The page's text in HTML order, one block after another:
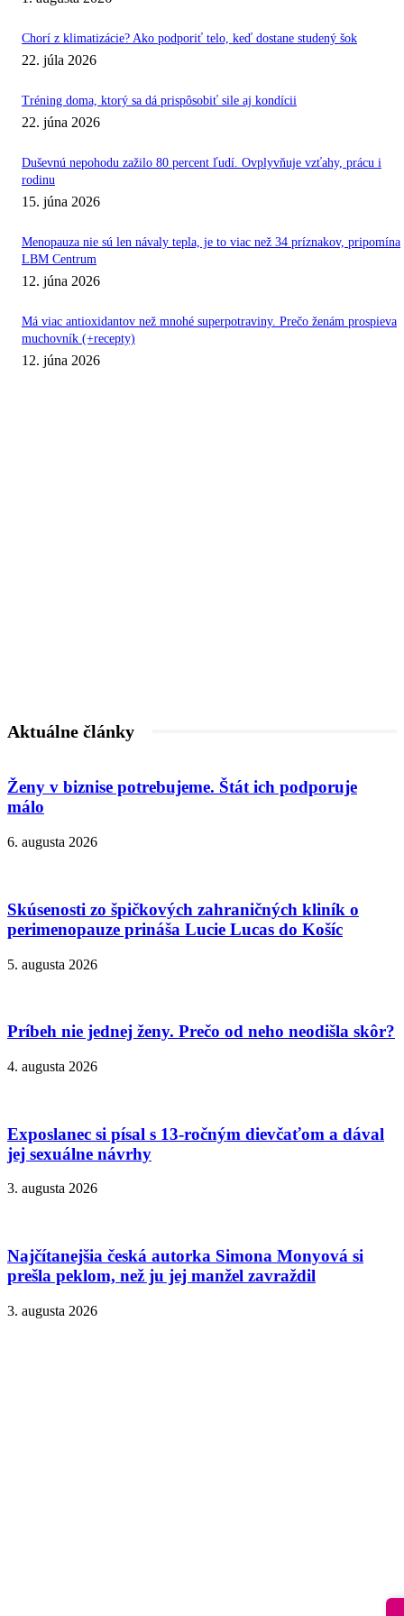
Chorí z klimatizácie? Ako podporiť telo, keď dostane studený šok
22. júla 2026
Tréning doma, ktorý sa dá prispôsobiť sile aj kondícii
22. júna 2026
Duševnú nepohodu zažilo 80 percent ľudí. Ovplyvňuje vzťahy, prácu i
rodinu
15. júna 2026
Menopauza nie sú len návaly tepla, je to viac než 34 príznakov, pripomína
LBM Centrum
12. júna 2026
Má viac antioxidantov než mnohé superpotraviny. Prečo ženám prospieva
muchovník (+recepty)
12. júna 2026
Aktuálne články
Ženy v biznise potrebujeme. Štát ich podporuje
málo
6. augusta 2026
Skúsenosti zo špičkových zahraničných kliník o
perimenopauze prináša Lucie Lucas do Košíc
5. augusta 2026
Príbeh nie jednej ženy. Prečo od neho neodišla skôr?
4. augusta 2026
Exposlanec si písal s 13-ročným dievčaťom a dával
jej sexuálne návrhy
3. augusta 2026
Najčítanejšia česká autorka Simona Monyová si
prešla peklom, než ju jej manžel zavraždil
3. augusta 2026